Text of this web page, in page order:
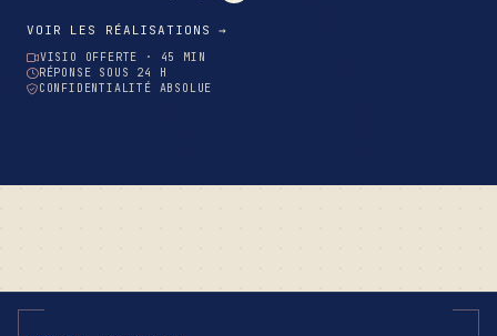
VOIR LES RÉALISATIONS →
VISIO OFFERTE · 45 MIN
RÉPONSE SOUS 24 H
CONFIDENTIALITÉ ABSOLUE